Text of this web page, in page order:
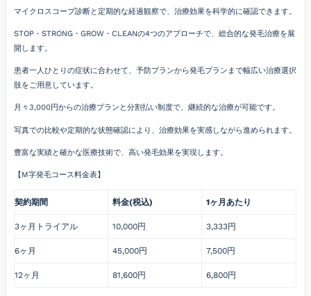
マイクロスコープ診断と定期的な経過観察で、治療効果を科学的に確認できます。
STOP・STRONG・GROW・CLEANの4つのアプローチで、総合的な発毛治療を展
開します。
患者一人ひとりの症状に合わせて、予防プランから発毛プランまで幅広い治療選択
肢をご用意しています。
月々3,000円からの治療プランと分割払い制度で、継続的な治療が可能です。
写真での比較や定期的な状態確認により、治療効果を実感しながら進められます。
豊富な実績と確かな医療技術で、高い発毛効果を実現します。
【M字発毛コース料金表】
契約期間 料金(税込) 1ヶ月あたり
3ヶ月トライアル 10,000円 3,333円
6ヶ月 45,000円 7,500円
12ヶ月 81,600円 6,800円